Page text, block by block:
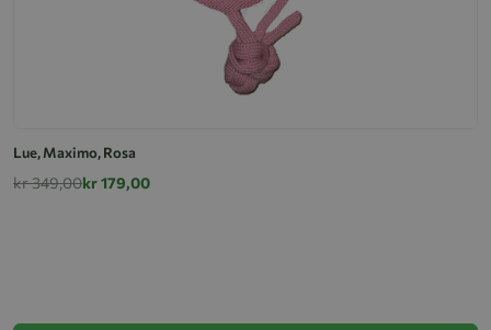
Lue, Maximo, Rosa
kr 349,00kr 179,00